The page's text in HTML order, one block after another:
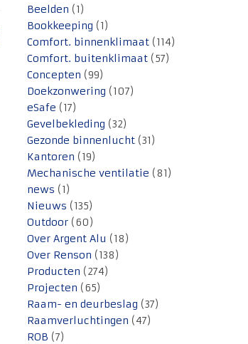
Beelden (1)
Bookkeeping (1)
Comfort. binnenklimaat (114)
Comfort. buitenklimaat (57)
Concepten (99)
Doekzonwering (107)
eSafe (17)
Gevelbekleding (32)
Gezonde binnenlucht (31)
Kantoren (19)
Mechanische ventilatie (81)
news (1)
Nieuws (135)
Outdoor (60)
Over Argent Alu (18)
Over Renson (138)
Producten (274)
Projecten (65)
Raam- en deurbeslag (37)
Raamverluchtingen (47)
ROB (7)